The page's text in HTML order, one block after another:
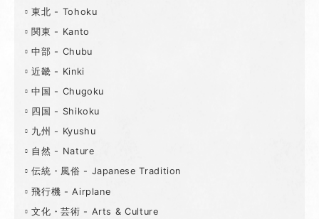
東北 - Tohoku
関東 - Kanto
中部 - Chubu
近畿 - Kinki
中国 - Chugoku
四国 - Shikoku
九州 - Kyushu
自然 - Nature
伝統・風俗 - Japanese Tradition
飛行機 - Airplane
文化・芸術 - Arts & Culture